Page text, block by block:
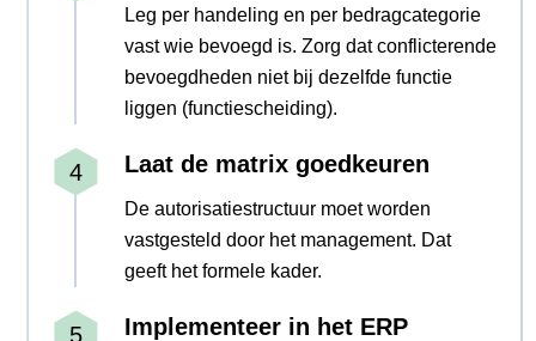
Leg per handeling en per bedragcategorie
vast wie bevoegd is. Zorg dat conflicterende
bevoegdheden niet bij dezelfde functie
liggen (functiescheiding).
Laat de matrix goedkeuren
De autorisatiestructuur moet worden
vastgesteld door het management. Dat
geeft het formele kader.
Implementeer in het ERP